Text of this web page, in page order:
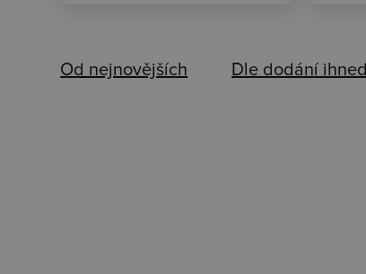
Od nejnovějších Dle dodání ihned